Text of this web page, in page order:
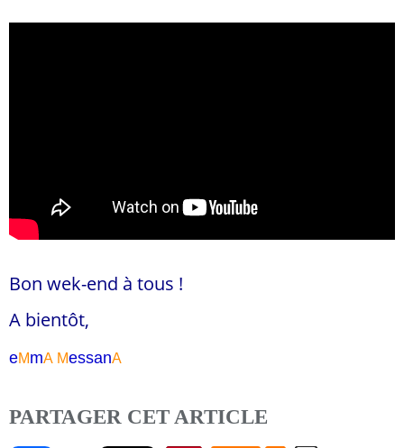
Bon wek-end à tous !
A bientôt,
eMmA MessanA
PARTAGER CET ARTICLE